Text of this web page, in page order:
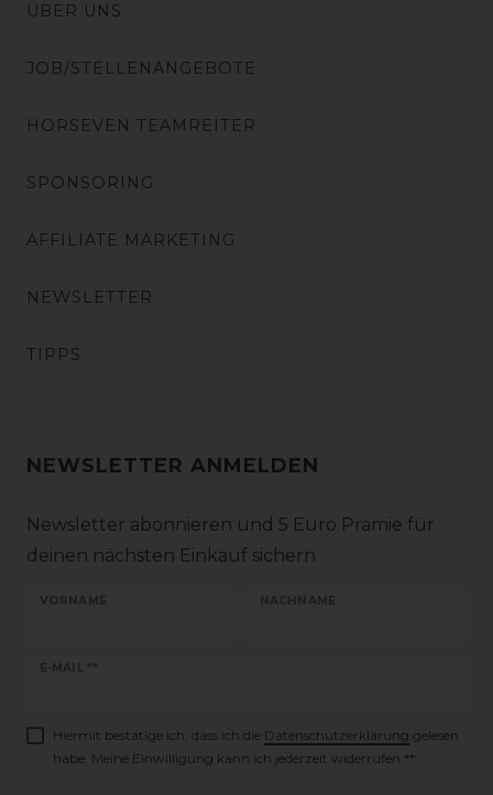
ÜBER UNS
JOB/STELLENANGEBOTE
HORSEVEN TEAMREITER
SPONSORING
AFFILIATE MARKETING
NEWSLETTER
TIPPS
NEWSLETTER ANMELDEN
Newsletter abonnieren und 5 Euro Prämie für
deinen nächsten Einkauf sichern
VORNAME NACHNAME
E-MAIL **
Newsletter
Hiermit bestätige ich, dass ich die Daten­schutz­erklärung gelesen
habe. Meine Einwilligung kann ich jederzeit widerrufen.**